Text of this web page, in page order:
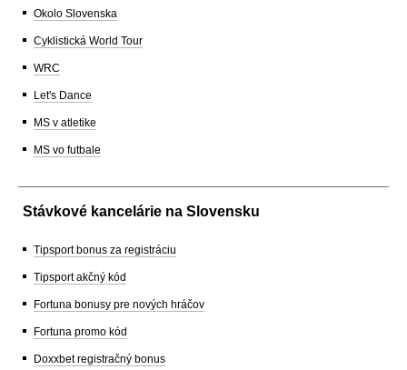
Okolo Slovenska
Cyklistická World Tour
WRC
Let's Dance
MS v atletike
MS vo futbale
Stávkové kancelárie na Slovensku
Tipsport bonus za registráciu
Tipsport akčný kód
Fortuna bonusy pre nových hráčov
Fortuna promo kód
Doxxbet registračný bonus